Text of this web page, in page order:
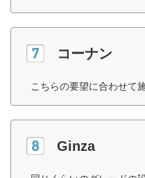
コーナン
こちらの要望に合わせて
Ginza